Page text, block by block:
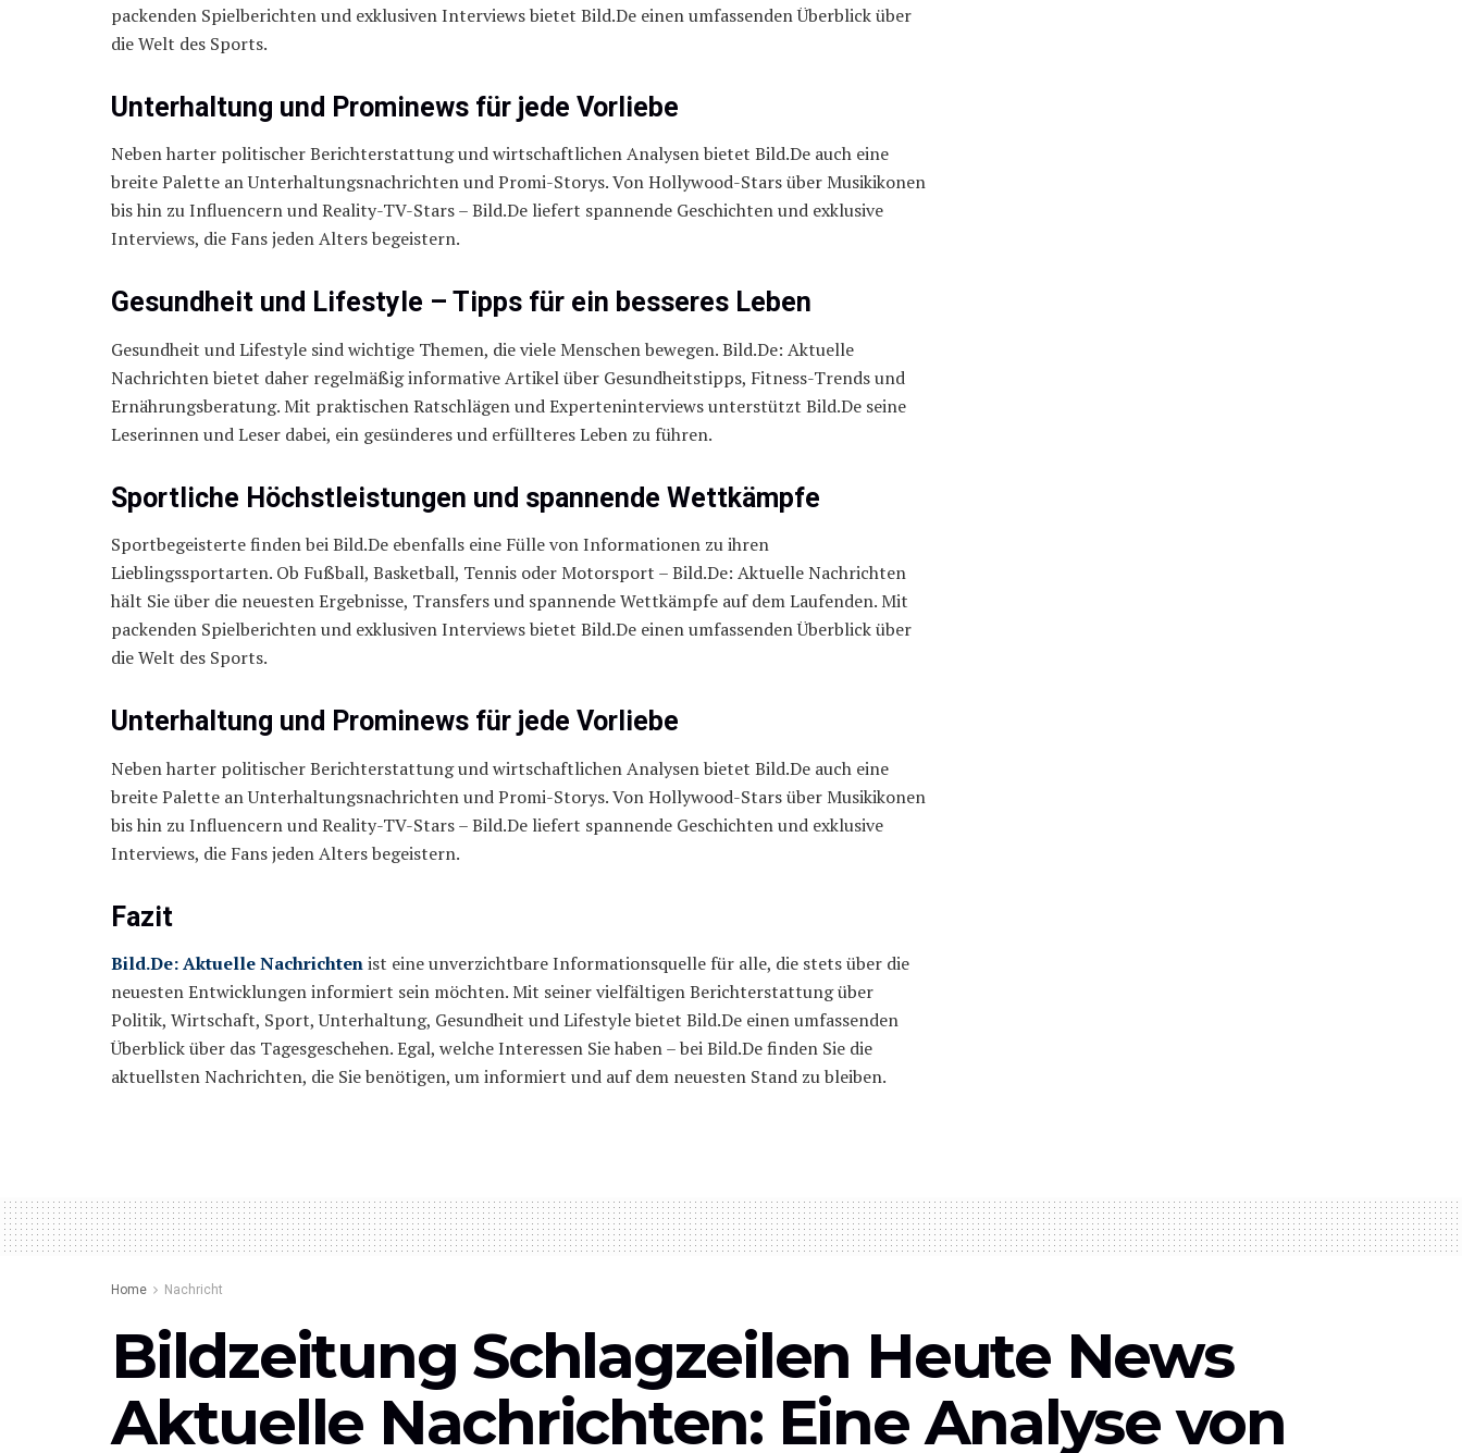
packenden Spielberichten und exklusiven Interviews bietet Bild.De einen umfassenden Überblick über
die Welt des Sports.
Unterhaltung und Prominews für jede Vorliebe
Neben harter politischer Berichterstattung und wirtschaftlichen Analysen bietet Bild.De auch eine
breite Palette an Unterhaltungsnachrichten und Promi-Storys. Von Hollywood-Stars über Musikikonen
bis hin zu Influencern und Reality-TV-Stars – Bild.De liefert spannende Geschichten und exklusive
Interviews, die Fans jeden Alters begeistern.
Gesundheit und Lifestyle – Tipps für ein besseres Leben
Gesundheit und Lifestyle sind wichtige Themen, die viele Menschen bewegen. Bild.De: Aktuelle
Nachrichten bietet daher regelmäßig informative Artikel über Gesundheitstipps, Fitness-Trends und
Ernährungsberatung. Mit praktischen Ratschlägen und Experteninterviews unterstützt Bild.De seine
Leserinnen und Leser dabei, ein gesünderes und erfüllteres Leben zu führen.
Sportliche Höchstleistungen und spannende Wettkämpfe
Sportbegeisterte finden bei Bild.De ebenfalls eine Fülle von Informationen zu ihren
Lieblingssportarten. Ob Fußball, Basketball, Tennis oder Motorsport – Bild.De: Aktuelle Nachrichten
hält Sie über die neuesten Ergebnisse, Transfers und spannende Wettkämpfe auf dem Laufenden. Mit
packenden Spielberichten und exklusiven Interviews bietet Bild.De einen umfassenden Überblick über
die Welt des Sports.
Unterhaltung und Prominews für jede Vorliebe
Neben harter politischer Berichterstattung und wirtschaftlichen Analysen bietet Bild.De auch eine
breite Palette an Unterhaltungsnachrichten und Promi-Storys. Von Hollywood-Stars über Musikikonen
bis hin zu Influencern und Reality-TV-Stars – Bild.De liefert spannende Geschichten und exklusive
Interviews, die Fans jeden Alters begeistern.
Fazit
Bild.De: Aktuelle Nachrichtenist eine unverzichtbare Informationsquelle für alle, die stets über die
neuesten Entwicklungen informiert sein möchten. Mit seiner vielfältigen Berichterstattung über
Politik, Wirtschaft, Sport, Unterhaltung, Gesundheit und Lifestyle bietet Bild.De einen umfassenden
Überblick über das Tagesgeschehen. Egal, welche Interessen Sie haben – bei Bild.De finden Sie die
aktuellsten Nachrichten, die Sie benötigen, um informiert und auf dem neuesten Stand zu bleiben.
Home Nachricht
Bildzeitung Schlagzeilen Heute News
Aktuelle Nachrichten: Eine Analyse von